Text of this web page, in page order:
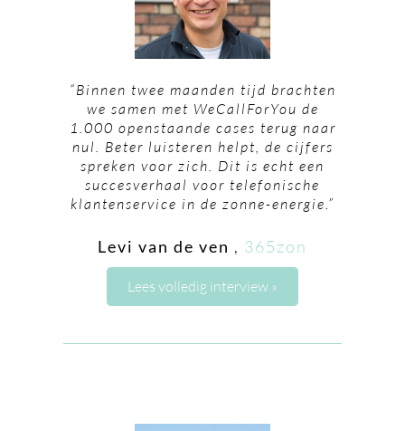
“Binnen twee maanden tijd brachten
we samen met WeCallForYou de
1.000 openstaande cases terug naar
nul. Beter luisteren helpt, de cijfers
spreken voor zich. Dit is echt een
succesverhaal voor telefonische
klantenservice in de zonne-energie.”
Levi van de ven , 365zon
Lees volledig interview »